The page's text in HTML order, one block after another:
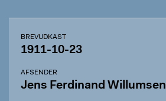
BREVUDKAST
1911-10-23
AFSENDER
Jens Ferdinand Willumsen